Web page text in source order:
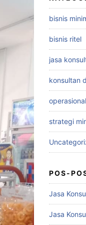
bisnis
bisnis ritel
jasa
konsultan
strategi
POS-
Jasa
Jasa